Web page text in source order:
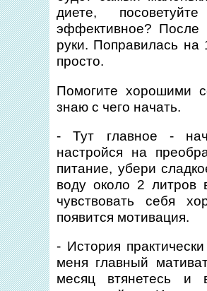
диете,
эффективное? После
руки. Поправилась на
просто.
Помогите хорошими
знаю с чего начать.
- Тут главное -
настройся на
питание, убери
воду около 2 литров
чувствовать себя
появится мотивация.
- История
меня главный
месяц втянетесь